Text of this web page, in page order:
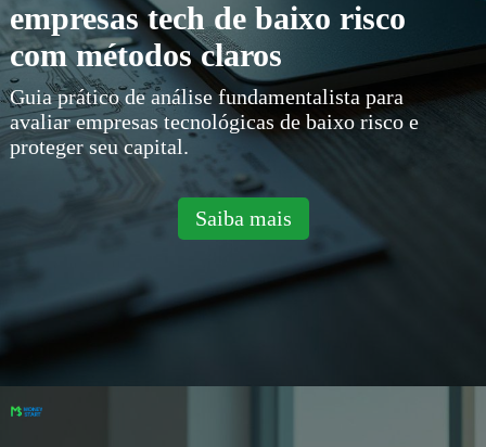
empresas tech de baixo risco
com métodos claros
Guia prático de análise fundamentalista para
avaliar empresas tecnológicas de baixo risco e
proteger seu capital.
Saiba mais